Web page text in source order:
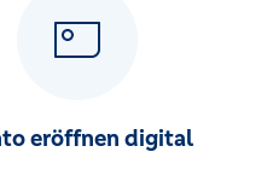
eröffnen digital